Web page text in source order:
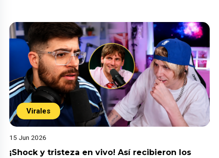
Virales
15 Jun 2026
¡Shock y tristeza en vivo! Así recibieron los